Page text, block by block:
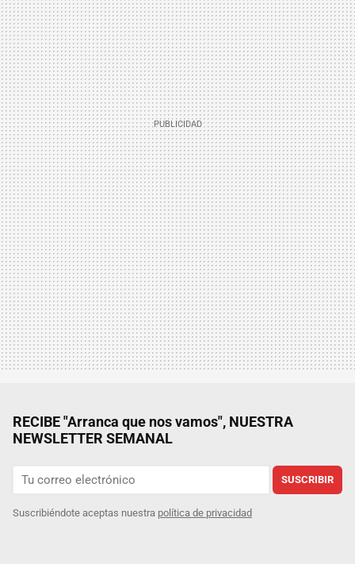
RECIBE "Arranca que nos vamos", NUESTRA
NEWSLETTER SEMANAL
SUSCRIBIR
Suscribiéndote aceptas nuestra política de privacidad